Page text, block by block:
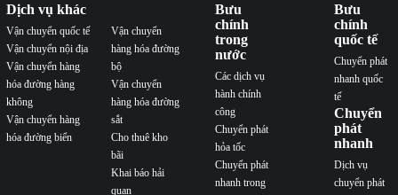
Dịch vụ khác
Vận chuyển quốc tế
Vận chuyển nội địa
Vận chuyển hàng
hóa đường hàng
không
Vận chuyển hàng
hóa đường biển
Vận chuyển
hàng hóa đường
bộ
Vận chuyển
hàng hóa đường
sắt
Cho thuê kho
bãi
Khai báo hải
quan
Bưu
chính
trong
nước
Các dịch vụ
hành chính
công
Chuyển phát
hỏa tốc
Chuyển phát
nhanh trong
Bưu
chính
quốc tế
Chuyển phát
nhanh quốc
tế
Chuyển
phát
nhanh
Dịch vụ
chuyển phát